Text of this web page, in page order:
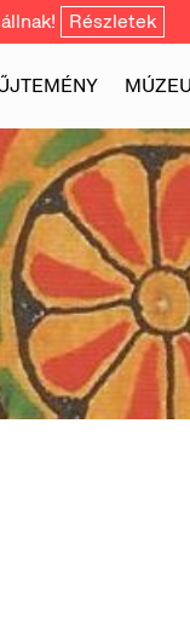
Részletek